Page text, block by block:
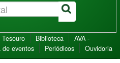
Tesouro Biblioteca
AVA -
de eventos Periódicos Ouvidoria